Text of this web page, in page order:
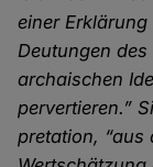
einer
Deutungen
archaischen
pervertieren.”
pretation, “aus